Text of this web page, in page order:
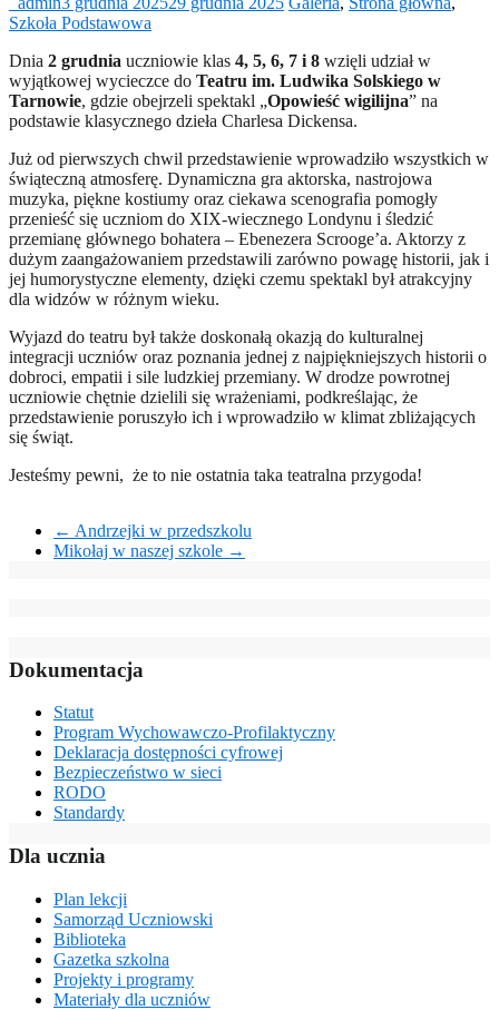
Szkoła Podstawowa
Dnia 2 grudnia uczniowie klas 4, 5, 6, 7 i 8 wzięli udział w
wyjątkowej wycieczce do Teatru im. Ludwika Solskiego w
Tarnowie, gdzie obejrzeli spektakl „Opowieść wigilijna” na
podstawie klasycznego dzieła Charlesa Dickensa.
Już od pierwszych chwil przedstawienie wprowadziło wszystkich w
świąteczną atmosferę. Dynamiczna gra aktorska, nastrojowa
muzyka, piękne kostiumy oraz ciekawa scenografia pomogły
przenieść się uczniom do XIX-wiecznego Londynu i śledzić
przemianę głównego bohatera – Ebenezera Scrooge’a. Aktorzy z
dużym zaangażowaniem przedstawili zarówno powagę historii, jak i
jej humorystyczne elementy, dzięki czemu spektakl był atrakcyjny
dla widzów w różnym wieku.
Wyjazd do teatru był także doskonałą okazją do kulturalnej
integracji uczniów oraz poznania jednej z najpiękniejszych historii o
dobroci, empatii i sile ludzkiej przemiany. W drodze powrotnej
uczniowie chętnie dzielili się wrażeniami, podkreślając, że
przedstawienie poruszyło ich i wprowadziło w klimat zbliżających
się świąt.
Jesteśmy pewni, że to nie ostatnia taka teatralna przygoda!
← Andrzejki w przedszkolu
Mikołaj w naszej szkole →
Dokumentacja
Statut
Program Wychowawczo-Profilaktyczny
Deklaracja dostępności cyfrowej
Bezpieczeństwo w sieci
RODO
Standardy
Dla ucznia
Plan lekcji
Samorząd Uczniowski
Biblioteka
Gazetka szkolna
Projekty i programy
Materiały dla uczniów